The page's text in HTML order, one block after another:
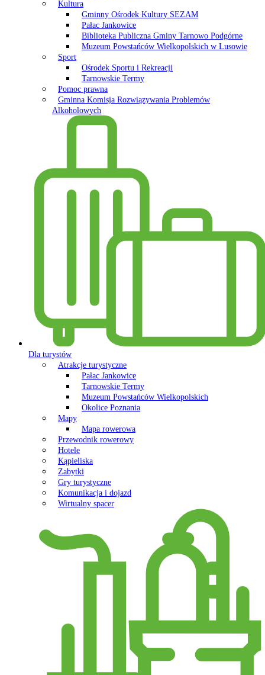
Kultura
Gminny Ośrodek Kultury SEZAM
Pałac Jankowice
Biblioteka Publiczna Gminy Tarnowo Podgórne
Muzeum Powstańców Wielkopolskich w Lusowie
Sport
Ośrodek Sportu i Rekreacji
Tarnowskie Termy
Pomoc prawna
Gminna Komisja Rozwiązywania Problemów
Alkoholowych
Dla turystów
Atrakcje turystyczne
Pałac Jankowice
Tarnowskie Termy
Muzeum Powstańców Wielkopolskich
Okolice Poznania
Mapy
Mapa rowerowa
Przewodnik rowerowy
Hotele
Kąpieliska
Zabytki
Gry turystyczne
Komunikacja i dojazd
Wirtualny spacer